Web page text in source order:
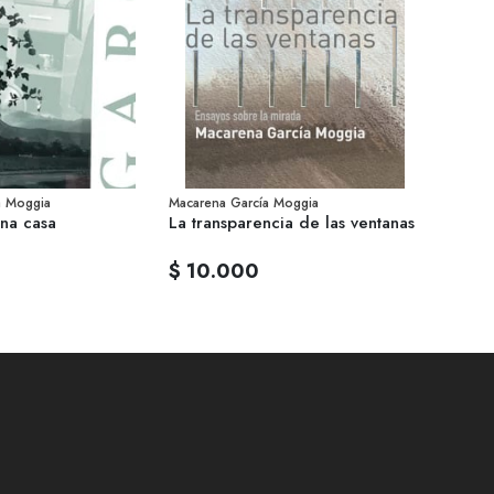
Moggia
casa
Macarena García Moggia
La transparencia de las ventanas
$ 10.000